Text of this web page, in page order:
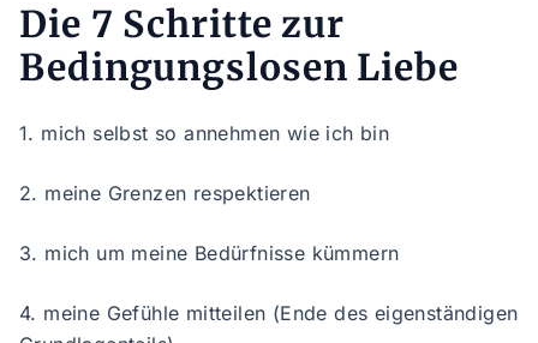
Die 7 Schritte zur
Bedingungslosen Liebe
1. mich selbst so annehmen wie ich bin
2. meine Grenzen respektieren
3. mich um meine Bedürfnisse kümmern
4. meine Gefühle mitteilen (Ende des eigenständigen